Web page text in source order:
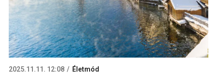
2025.11.11. 12:08 Életmód